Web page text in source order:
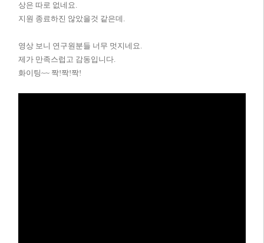
상은 따로 없네요.
지원 종료하진 않았을것 같은데.
영상 보니 연구원분들 너무 멋지네요.
제가 만족스럽고 감동입니다.
화이팅~~ 짝!짝!짝!